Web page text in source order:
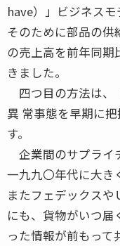
have）」ビジネスモ
そのために部品の供
の売上高を前年同期
きました。
四つ目の方法は、
異 常事態を早期に
す。
企業間のサプライ
一九九〇年代に大き
またフェデックス
にも、貨物がいつ届
った情報が前もって